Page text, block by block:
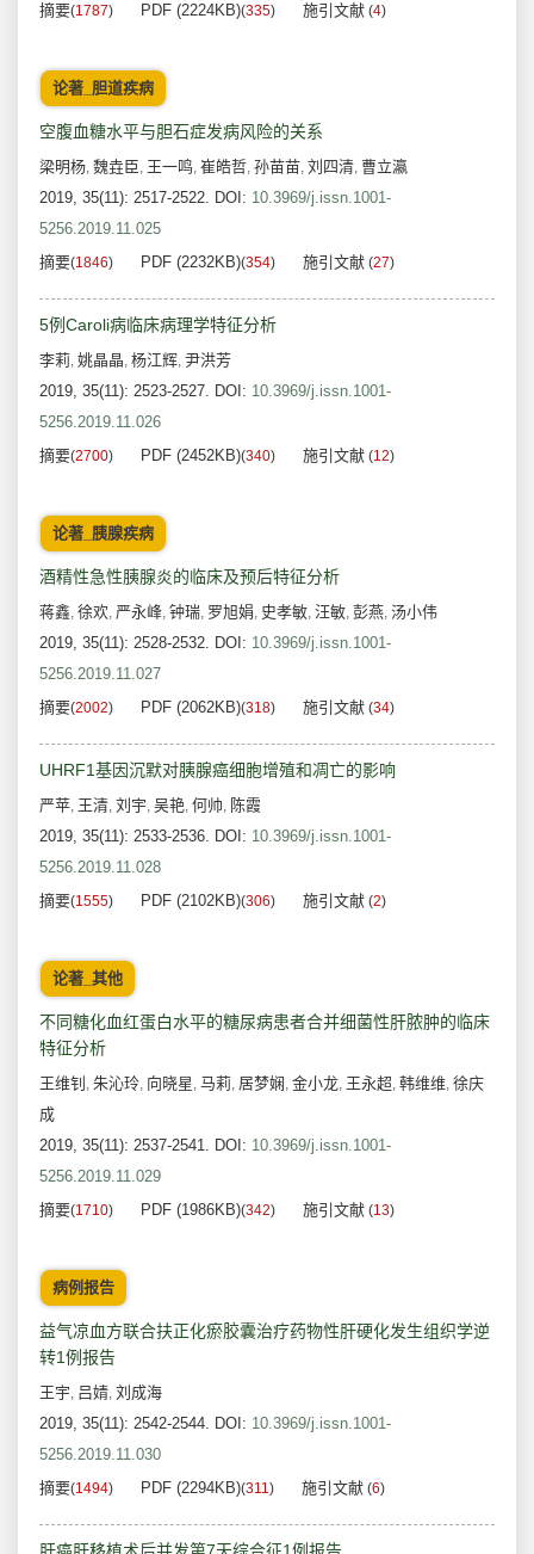
摘要(1787) PDF (2224KB)(335) 施引文献 (4)
论著_胆道疾病
空腹血糖水平与胆石症发病风险的关系
梁明杨, 魏垚臣, 王一鸣, 崔皓哲, 孙苗苗, 刘四清, 曹立瀛
2019, 35(11): 2517-2522. DOI: 10.3969/j.issn.1001-
5256.2019.11.025
摘要(1846) PDF (2232KB)(354) 施引文献 (27)
5例Caroli病临床病理学特征分析
李莉, 姚晶晶, 杨江辉, 尹洪芳
2019, 35(11): 2523-2527. DOI: 10.3969/j.issn.1001-
5256.2019.11.026
摘要(2700) PDF (2452KB)(340) 施引文献 (12)
论著_胰腺疾病
酒精性急性胰腺炎的临床及预后特征分析
蒋鑫, 徐欢, 严永峰, 钟瑞, 罗旭娟, 史孝敏, 汪敏, 彭燕, 汤小伟
2019, 35(11): 2528-2532. DOI: 10.3969/j.issn.1001-
5256.2019.11.027
摘要(2002) PDF (2062KB)(318) 施引文献 (34)
UHRF1基因沉默对胰腺癌细胞增殖和凋亡的影响
严苹, 王清, 刘宇, 吴艳, 何帅, 陈霞
2019, 35(11): 2533-2536. DOI: 10.3969/j.issn.1001-
5256.2019.11.028
摘要(1555) PDF (2102KB)(306) 施引文献 (2)
论著_其他
不同糖化血红蛋白水平的糖尿病患者合并细菌性肝脓肿的临床
特征分析
王维钊 , 朱沁玲, 向晓星, 马莉, 居梦娴 , 金小龙, 王永超, 韩维维, 徐庆
成
2019, 35(11): 2537-2541. DOI: 10.3969/j.issn.1001-
5256.2019.11.029
摘要(1710) PDF (1986KB)(342) 施引文献 (13)
病例报告
益气凉血方联合扶正化瘀胶囊治疗药物性肝硬化发生组织学逆
转1例报告
王宇, 吕婧, 刘成海
2019, 35(11): 2542-2544. DOI: 10.3969/j.issn.1001-
5256.2019.11.030
摘要(1494) PDF (2294KB)(311) 施引文献 (6)